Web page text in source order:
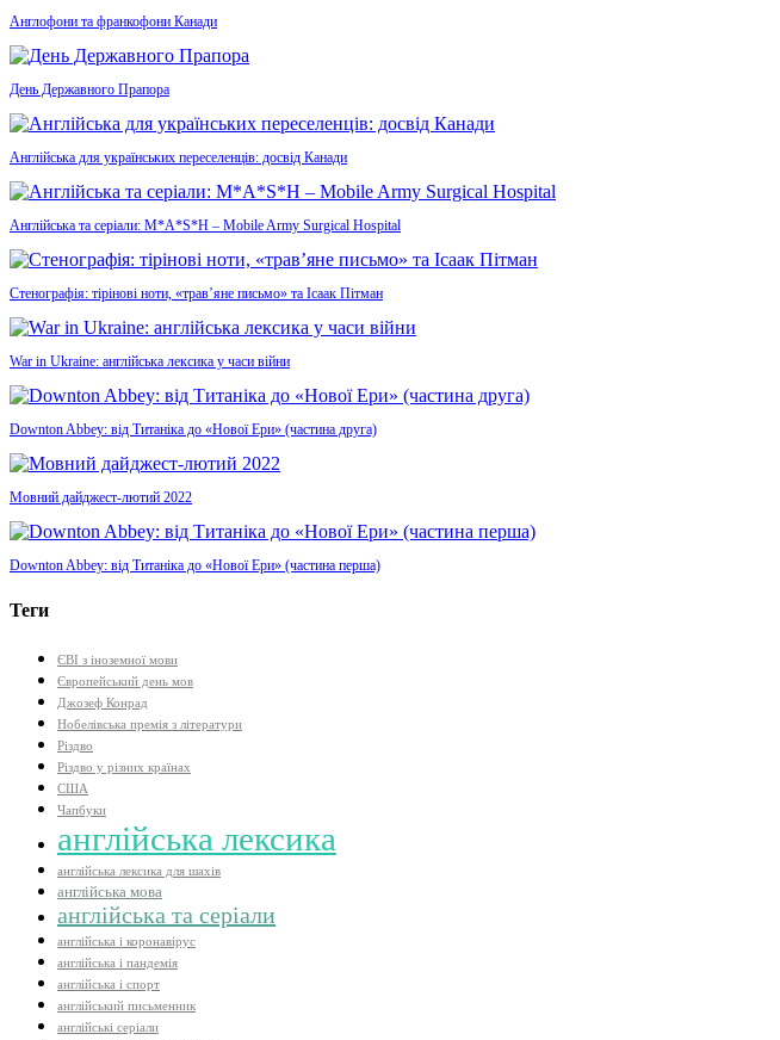
Англофони та франкофони Канади
День Державного Прапора
Англійська для українських переселенців: досвід Канади
Англійська та серіали: M*A*S*H – Mobile Army Surgical Hospital
Стенографія: тірінові ноти, «трав’яне письмо» та Ісаак Пітман
War in Ukraine: англійська лексика у часи війни
Downton Abbey: від Титаніка до «Нової Ери» (частина друга)
Мовний дайджест-лютий 2022
Downton Abbey: від Титаніка до «Нової Ери» (частина перша)
Теги
ЄВІ з іноземної мови
Європейський день мов
Джозеф Конрад
Нобелівська премія з літератури
Різдво
Різдво у різних країнах
США
Чапбуки
англійська лексика
англійська лексика для шахів
англійська мова
англійська та серіали
англійська і коронавірус
англійська і пандемія
англійська і спорт
англійський письменник
англійські серіали